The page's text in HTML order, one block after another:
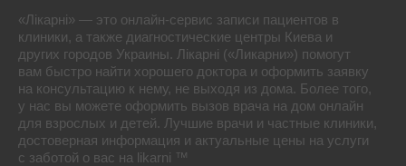
«Лікарні» — это онлайн-сервис записи пациентов в
клиники, а также диагностические центры Киева и
других городов Украины. Лікарні («Ликарни») помогут
вам быстро найти хорошего доктора и оформить заявку
на консультацию к нему, не выходя из дома. Более того,
у нас вы можете оформить вызов врача на дом онлайн
для взрослых и детей. Лучшие врачи и частные клиники,
достоверная информация и актуальные цены на услуги
с заботой о вас на likarni ™